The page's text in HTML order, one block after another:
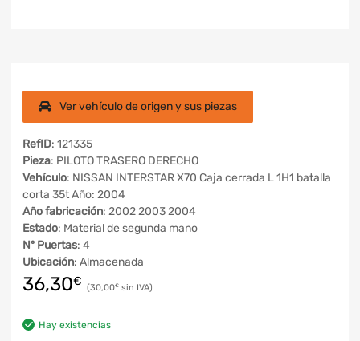
Ver vehículo de origen y sus piezas
RefID: 121335
Pieza: PILOTO TRASERO DERECHO
Vehículo: NISSAN INTERSTAR X70 Caja cerrada L 1H1 batalla
corta 35t Año: 2004
Año fabricación: 2002 2003 2004
Estado: Material de segunda mano
Nº Puertas: 4
Ubicación: Almacenada
36,30€ 30,00€
Hay existencias